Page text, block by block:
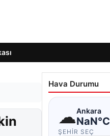
Hava Durumu
☁Ankara
NaN°C
ŞEHIR SEÇ